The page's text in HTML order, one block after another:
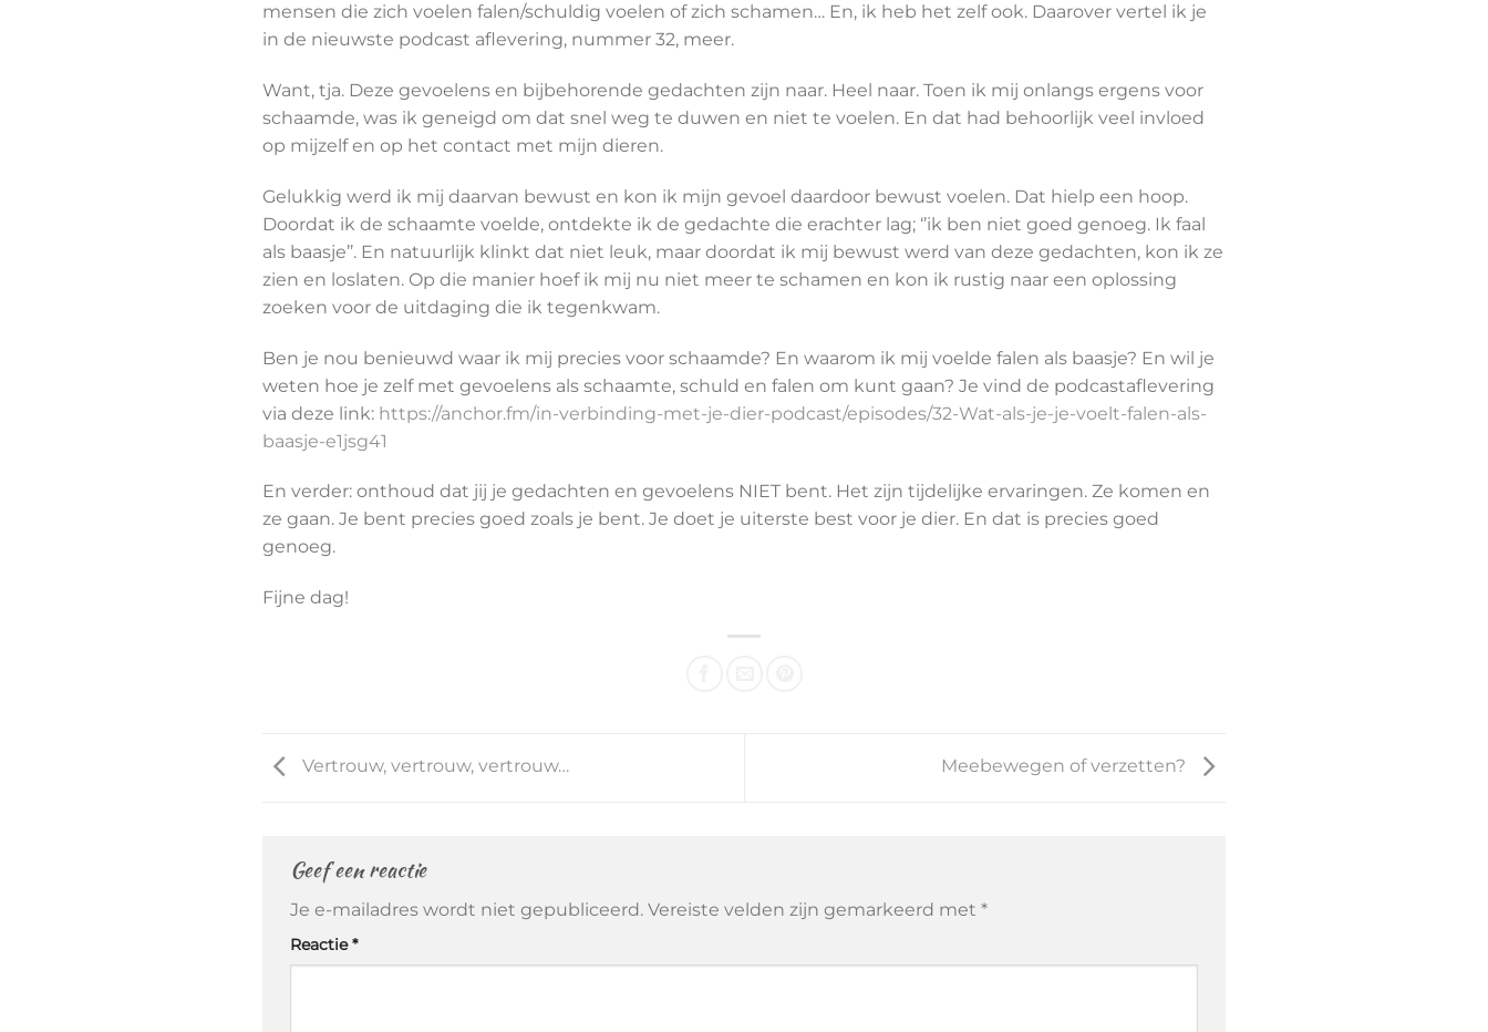
mensen die zich voelen falen/schuldig voelen of zich schamen… En, ik heb het zelf ook. Daarover vertel ik je
in de nieuwste podcast aflevering, nummer 32, meer.
Want, tja. Deze gevoelens en bijbehorende gedachten zijn naar. Heel naar. Toen ik mij onlangs ergens voor
schaamde, was ik geneigd om dat snel weg te duwen en niet te voelen. En dat had behoorlijk veel invloed
op mijzelf en op het contact met mijn dieren.
Gelukkig werd ik mij daarvan bewust en kon ik mijn gevoel daardoor bewust voelen. Dat hielp een hoop.
Doordat ik de schaamte voelde, ontdekte ik de gedachte die erachter lag; ‘’ik ben niet goed genoeg. Ik faal
als baasje’’. En natuurlijk klinkt dat niet leuk, maar doordat ik mij bewust werd van deze gedachten, kon ik ze
zien en loslaten. Op die manier hoef ik mij nu niet meer te schamen en kon ik rustig naar een oplossing
zoeken voor de uitdaging die ik tegenkwam.
Ben je nou benieuwd waar ik mij precies voor schaamde? En waarom ik mij voelde falen als baasje? En wil je
weten hoe je zelf met gevoelens als schaamte, schuld en falen om kunt gaan? Je vind de podcastaflevering
via deze link: https://anchor.fm/in-verbinding-met-je-dier-podcast/episodes/32-Wat-als-je-je-voelt-falen-als-
baasje-e1jsg41
En verder: onthoud dat jij je gedachten en gevoelens NIET bent. Het zijn tijdelijke ervaringen. Ze komen en
ze gaan. Je bent precies goed zoals je bent. Je doet je uiterste best voor je dier. En dat is precies goed
genoeg.
Fijne dag!
Vertrouw, vertrouw, vertrouw… Meebewegen of verzetten?
Geef een reactie
Je e-mailadres wordt niet gepubliceerd. Vereiste velden zijn gemarkeerd met *
Reactie*